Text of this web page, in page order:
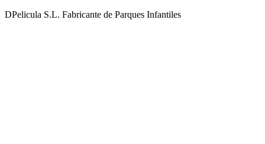
DPelicula S.L. Fabricante de Parques Infantiles